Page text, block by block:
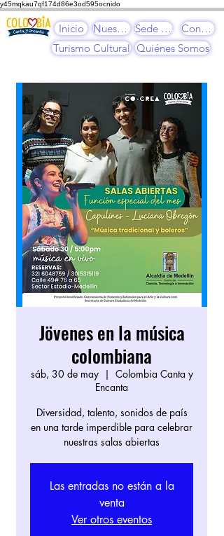
y45mqkau7qf174d86e3od595ocnido
Quiénes Somos
Nuestros Cursos Sede Cultural Contacto
Inicio
Turismo Cultural
Jövenes en la música
colombiana
sáb, 30 de may
  |
Colombia Canta y
Encanta
Diversidad, talento, sonidos de país
en una tarde imperdible para celebrar
nuestras salas abiertas
Las entradas no están a la
venta
Ver otros eventos